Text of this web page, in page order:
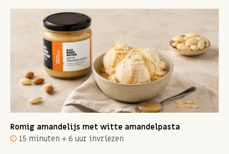
Romig amandelijs met witte amandelpasta
15 minuten + 6 uur invriezen